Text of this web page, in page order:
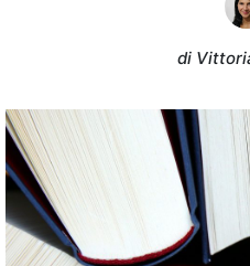
di